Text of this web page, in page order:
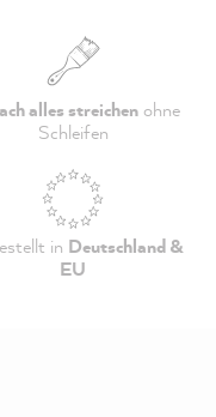
alles streichen ohne
Schleifen
in Deutschland &
EU